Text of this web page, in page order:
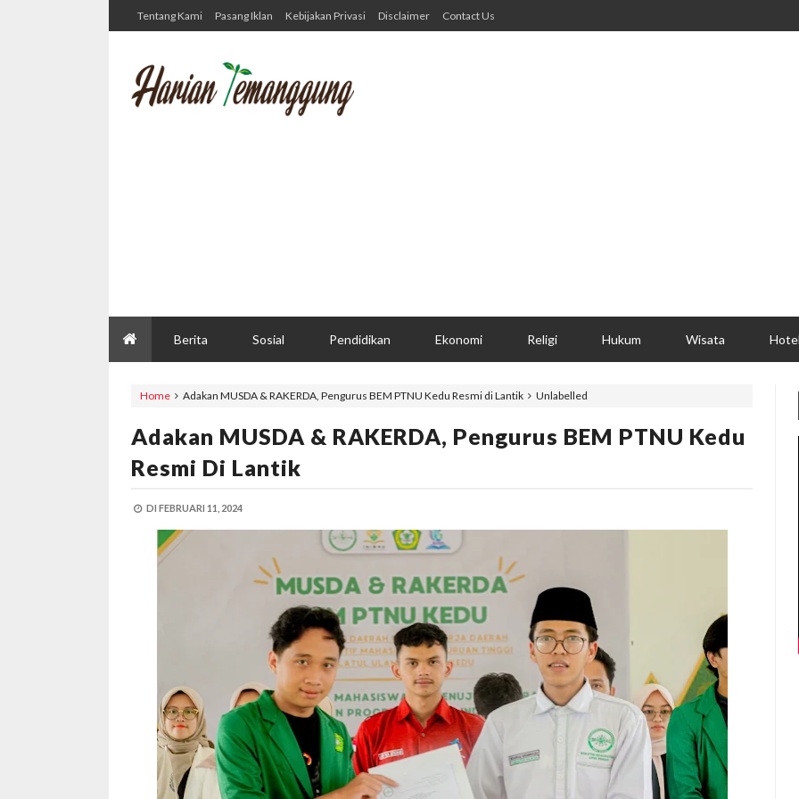
Tentang Kami Pasang Iklan Kebijakan Privasi Disclaimer Contact Us
Berita Sosial Pendidikan Ekonomi Religi Hukum Wisata Hotel
Home Unlabelled
Adakan MUSDA & RAKERDA, Pengurus BEM PTNU Kedu Resmi di Lantik
Adakan MUSDA & RAKERDA, Pengurus BEM PTNU Kedu
Resmi Di Lantik
DI FEBRUARI 11, 2024